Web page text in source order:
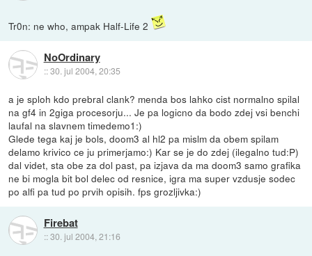
Tr0n: ne who, ampak Half-Life 2
NoOrdinary
::30. jul 2004, 20:35
a je sploh kdo prebral clank? menda bos lahko cist normalno spilal
na gf4 in 2giga procesorju... Je pa logicno da bodo zdej vsi benchi
laufal na slavnem timedemo1:)
Glede tega kaj je bols, doom3 al hl2 pa mislm da obem spilam
delamo krivico ce ju primerjamo:) Kar se je do zdej (ilegalno tud:P)
dal videt, sta obe za dol past, pa izjava da ma doom3 samo grafika
ne bi mogla bit bol delec od resnice, igra ma super vzdusje sodec
po alfi pa tud po prvih opisih. fps grozljivka:)
Firebat
::30. jul 2004, 21:16